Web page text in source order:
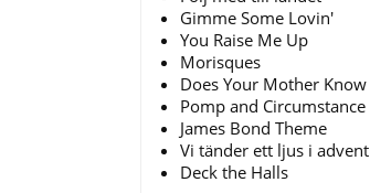
Gimme Some Lovin'
You Raise Me Up
Morisques
Does Your Mother Know
Pomp and Circumstance
James Bond Theme
Vi tänder ett ljus i advent
Deck the Halls